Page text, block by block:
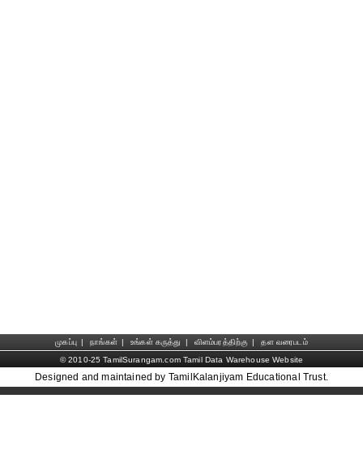
முகப்பு | நாங்கள் | உங்கள் கருத்து | விளம்பரத்திற்கு |
தள வரைபடம்
© 2010-25 TamilSurangam.com Tamil Data Warehouse Website
Designed and maintained by TamilKalanjiyam Educational Trust.